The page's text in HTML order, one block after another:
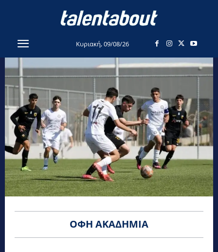
Κυριακή, 09/08/26
ΟΦΗ ΑΚΑΔΗΜΊΑ